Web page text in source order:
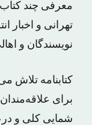
معرفی چند
تهرانی و اخبار
نویسندگان و
کتابنامه تلاش
برای
شمایی کلی و